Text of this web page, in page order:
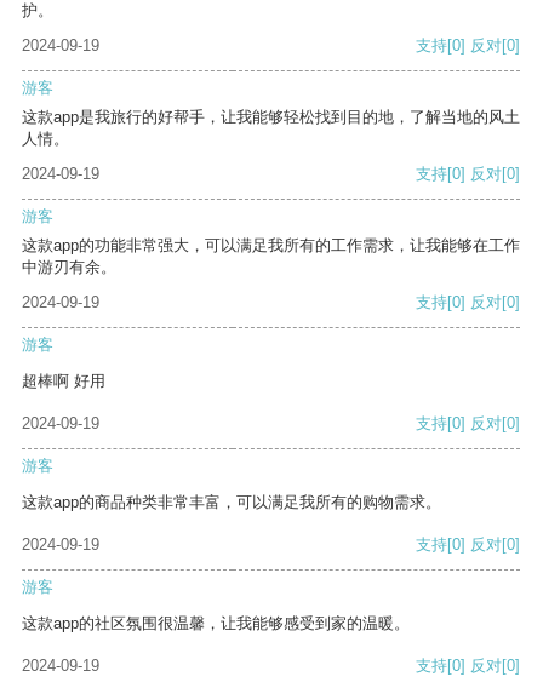
护。
2024-09-19
支持[0] 反对[0]
游客
这款app是我旅行的好帮手，让我能够轻松找到目的地，了解当地的风土
人情。
2024-09-19
支持[0] 反对[0]
游客
这款app的功能非常强大，可以满足我所有的工作需求，让我能够在工作
中游刃有余。
2024-09-19
支持[0] 反对[0]
游客
超棒啊 好用
2024-09-19 支持[0] 反对[0]
游客
这款app的商品种类非常丰富，可以满足我所有的购物需求。
2024-09-19 支持[0] 反对[0]
游客
这款app的社区氛围很温馨，让我能够感受到家的温暖。
2024-09-19 支持[0] 反对[0]